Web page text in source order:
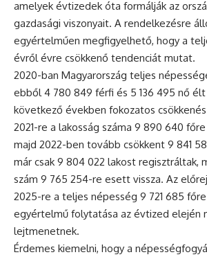
amelyek évtizedek óta formálják az
gazdasági viszonyait. A rendelkezésre
egyértelműen megfigyelhető, hogy a
évről évre csökkenő tendenciát mutat.
2020-ban Magyarország teljes
ebből 4 780 849 férfi és 5 136 495 nő élt
következő években fokozatos
2021-re a lakosság száma 9 890 640
majd 2022-ben tovább csökkent 9 841
már csak 9 804 022 lakost regisztráltak,
szám 9 765 254-re esett vissza. Az
2025-re a teljes népesség 9 721 685 főre
egyértelmű folytatása az évtized elején
lejtmenetnek.
Érdemes kiemelni, hogy a